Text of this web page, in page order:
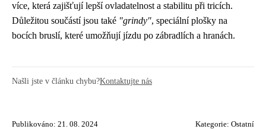
více, která zajišťují lepší ovladatelnost a stabilitu při tricích.
Důležitou součástí jsou také "grindy", speciální plošky na
bocích bruslí, které umožňují jízdu po zábradlích a hranách.
Našli jste v článku chybu?Kontaktujte nás
Publikováno: 21. 08. 2024 Kategorie: Ostatní